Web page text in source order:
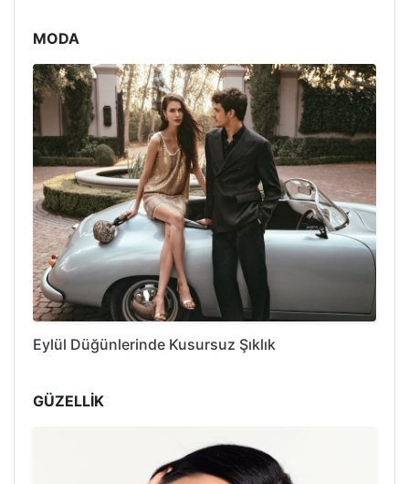
MODA
Eylül Düğünlerinde Kusursuz Şıklık
GÜZELLİK